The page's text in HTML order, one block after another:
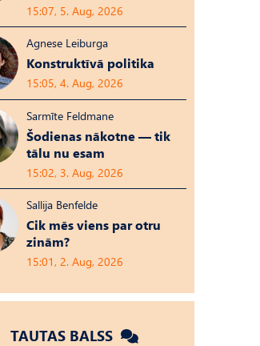
15:07, 5. Aug, 2026
Agnese Leiburga
Konstruktīvā politika
15:05, 4. Aug, 2026
Sarmīte Feldmane
Šodienas nākotne — tik
tālu nu esam
15:02, 3. Aug, 2026
Sallija Benfelde
Cik mēs viens par otru
zinām?
15:01, 2. Aug, 2026
TAUTAS BALSS